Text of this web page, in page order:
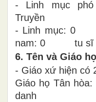
- Linh mục phó
Truyền
- Linh mục: 0
nam: 0 tu sĩ
6. Tên và Giáo
- Giáo xứ hiện có
Giáo họ Tân hòa:
danh